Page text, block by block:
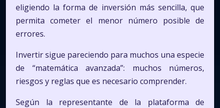
eligiendo la forma de inversión más sencilla, que
permita cometer el menor número posible de
errores.
Invertir sigue pareciendo para muchos una especie
de “matemática avanzada”: muchos números,
riesgos y reglas que es necesario comprender.
Según la representante de la plataforma de